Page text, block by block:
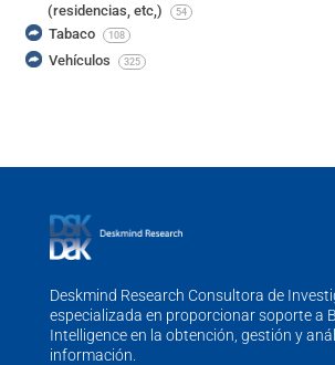
(residencias, etc,) 54
Tabaco 108
Vehículos 325
Deskmind Research Consultora de
especializada en proporcionar soporte a
Intelligence en la obtención, gestión y
información.